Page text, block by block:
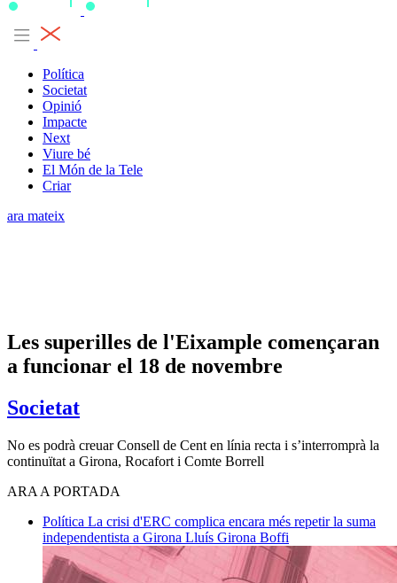
Política
Societat
Opinió
Impacte
Next
Viure bé
El Món de la Tele
Criar
ara mateix
Les superilles de l'Eixample començaran
a funcionar el 18 de novembre
Societat
No es podrà creuar Consell de Cent en línia recta i s’interromprà la
continuïtat a Girona, Rocafort i Comte Borrell
ARA A PORTADA
Política La crisi d'ERC complica encara més repetir la suma
independentista a Girona Lluís Girona Boffi